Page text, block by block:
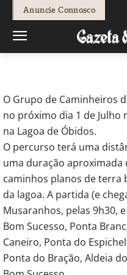
Anuncie Connosco
Redação - 22 de Junho,
O Grupo de Caminheiros
no próximo dia 1 de Julho
na Lagoa de Óbidos.
O percurso terá uma
uma duração aproximada
caminhos planos de terra
da lagoa. A partida (e
Musaranhos, pelas 9h30,
Bom Sucesso, Ponta
Caneiro, Ponta do
Ponta do Bração, Aldeia